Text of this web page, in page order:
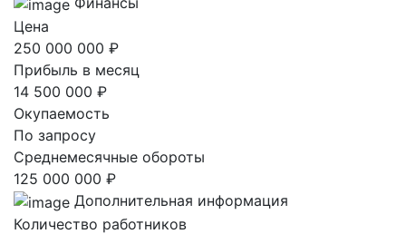
Цена
250 000 000 ₽
Прибыль в месяц
14 500 000 ₽
Окупаемость
По запросу
Среднемесячные обороты
125 000 000 ₽
Дополнительная информация
Количество работников